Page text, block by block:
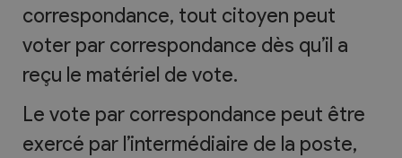
correspondance, tout citoyen peut
voter par correspondance dès qu’il a
reçu le matériel de vote.
Le vote par correspondance peut être
exercé par l’intermédiaire de la poste,